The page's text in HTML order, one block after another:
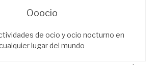
Ooocio
de ocio y ocio nocturno en
lugar del mundo